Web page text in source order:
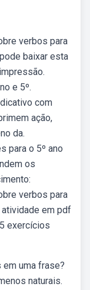
verbos para
baixar esta
e 5º.
com
ação,
da.
para o 5º ano
os
verbos para
em pdf
exercícios
uma frase?
naturais.